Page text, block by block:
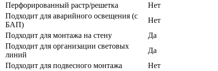
Перфорированный растр/решетка
Нет
Подходит для аварийного освещения (с
БАП)
Нет
Подходит для монтажа на стену
Да
Подходит для организации световых
линий
Да
Подходит для подвесного монтажа
Нет